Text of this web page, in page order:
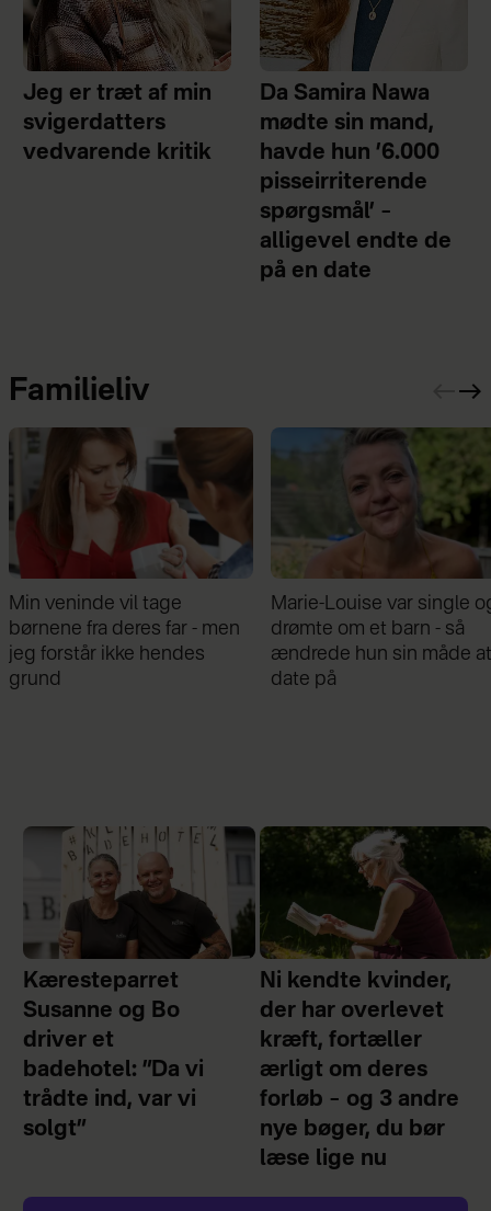
Jeg er træt af min
svigerdatters
vedvarende kritik
Da Samira Nawa
mødte sin mand,
havde hun ’6.000
pisseirriterende
spørgsmål’ –
alligevel endte de
på en date
Familieliv
Marie-Louise var single og
drømte om et barn - så
ændrede hun sin måde at
date på
Mathilde Gøhler fortæller
om bruddet med Remee:
Var gået fra hinanden før
graviditeten
Kæresteparret
Susanne og Bo
driver et
badehotel: ”Da vi
trådte ind, var vi
solgt”
Ni kendte kvinder,
der har overlevet
kræft, fortæller
ærligt om deres
forløb – og 3 andre
nye bøger, du bør
læse lige nu